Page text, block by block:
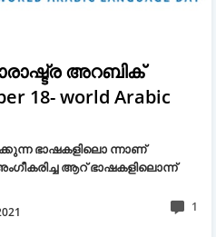
അറബിക്
18- world Arabic
ഭാഷകളിലൊ ന്നാണ്
ആറ് ഭാഷകളിലൊന്ന്
1